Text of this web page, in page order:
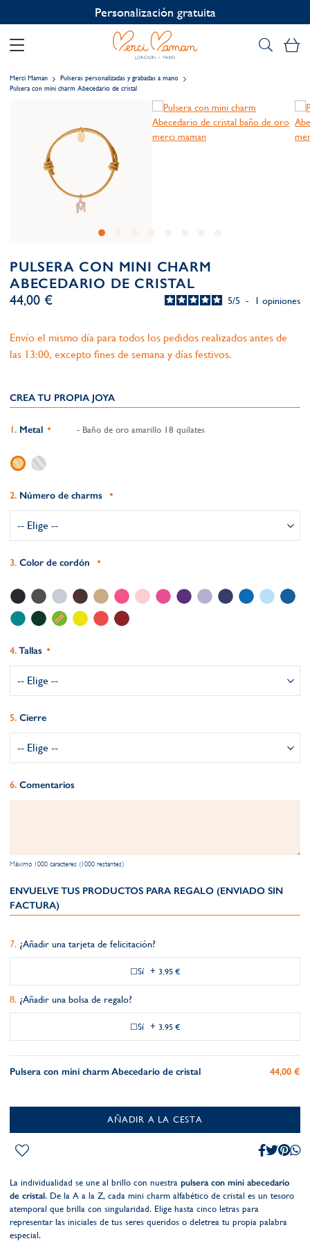
Personalización gratuita
Merci Maman
Pulseras personalizadas y grabadas a mano
Pulsera con mini charm Abecedario de cristal
PULSERA CON MINI CHARM
ABECEDARIO DE CRISTAL
5/5 - 1 opiniones
44,00 €
Envío el mismo día para todos los pedidos realizados antes de
las 13:00, excepto fines de semana y días festivos.
CREA TU PROPIA JOYA
Metal - Baño de oro amarillo 18 quilates
Número de charms
Color de cordón
Tallas
Cierre
Comentarios
Máximo 1000 caracteres (1000 restantes)
ENVUELVE TUS PRODUCTOS PARA REGALO (ENVIADO SIN
FACTURA)
¿Añadir una tarjeta de felicitación?
Sí + 3,95 €
¿Añadir una bolsa de regalo?
Sí + 3,95 €
Pulsera con mini charm Abecedario de cristal 44,00 €
AÑADIR A LA CESTA
La individualidad se une al brillo con nuestra pulsera con mini abecedario
de cristal. De la A a la Z, cada mini charm alfabético de cristal es un tesoro
atemporal que brilla con singularidad. Elige hasta cinco letras para
representar las iniciales de tus seres queridos o deletrea tu propia palabra
especial.